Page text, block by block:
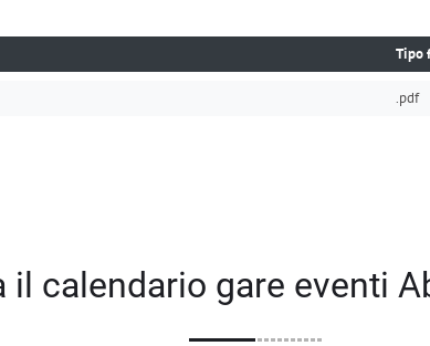
Tipo
.pdf
il calendario gare eventi